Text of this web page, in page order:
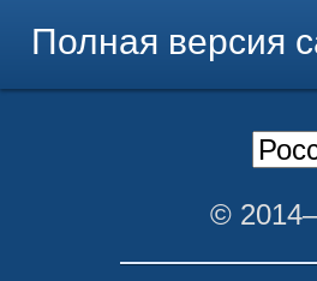
Полная версия
©